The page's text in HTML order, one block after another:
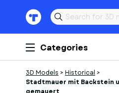
Categories
3D Models > Historical >
Stadtmauer mit Backstein